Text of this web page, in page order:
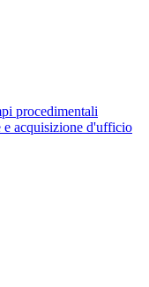
procedimentali
acquisizione d'ufficio